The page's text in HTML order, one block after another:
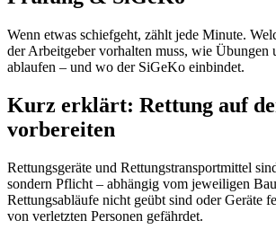
Wenn etwas schiefgeht, zählt jede Minute.
der Arbeitgeber vorhalten muss, wie Übungen
ablaufen – und wo der SiGeKo einbindet.
Kurz erklärt: Rettung auf
vorbereiten
Rettungsgeräte und Rettungstransportmittel
sondern Pflicht – abhängig vom jeweiligen
Rettungsabläufe nicht geübt sind oder Geräte
von verletzten Personen gefährdet.